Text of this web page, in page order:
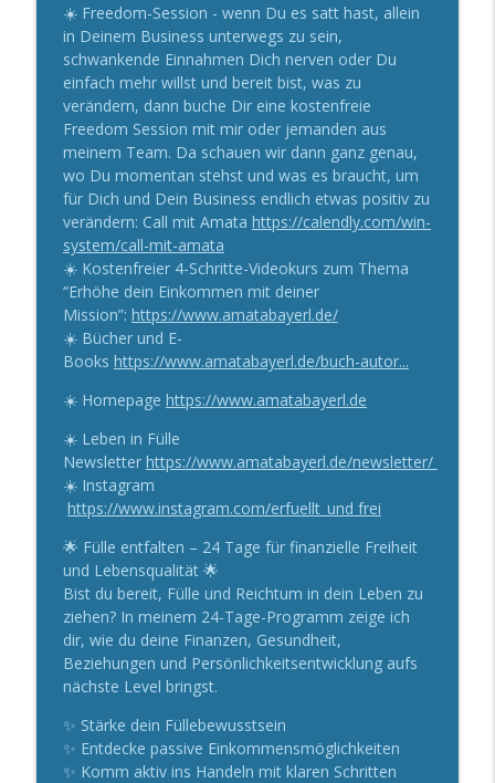
Amata’s Erfolgspodcast – Der Podcast für ein residuales
Einkommen und ein erfülltes Leben
Vom Zweifel zur Klarheit | Meine
Geschichte
Amata’s Erfolgspodcast – Der Podcast für ein residuales
Einkommen und ein erfülltes Leben
Diagnose Krebs – und jetzt? Meine
radikal ehrliche Antwort für ein erfülltes
Leben | Forever Healthy
Amata’s Erfolgspodcast – Der Podcast für ein residuales
Einkommen und ein erfülltes Leben
☀️ Freedom-Session - wenn Du es satt hast, allein
in Deinem Business unterwegs zu sein,
schwankende Einnahmen Dich nerven oder Du
einfach mehr willst und bereit bist, was zu
verändern, dann buche Dir eine kostenfreie
Freedom Session mit mir oder jemanden aus
meinem Team. Da schauen wir dann ganz genau,
wo Du momentan stehst und was es braucht, um
für Dich und Dein Business endlich etwas positiv zu
verändern: Call mit Amata https://calendly.com/win-
system/call-mit-amata
☀️ Kostenfreier 4-Schritte-Videokurs zum Thema
“Erhöhe dein Einkommen mit deiner
Mission”: https://www.amatabayerl.de/
☀️ Bücher und E-
Books https://www.amatabayerl.de/buch-autor...
☀️ Homepage https://www.amatabayerl.de
☀️ Leben in Fülle
Newsletter https://www.amatabayerl.de/newsletter/
☀️ Instagram
https://www.instagram.com/erfuellt_und frei
🌟 Fülle entfalten – 24 Tage für finanzielle Freiheit
und Lebensqualität 🌟
Bist du bereit, Fülle und Reichtum in dein Leben zu
ziehen? In meinem 24-Tage-Programm zeige ich
dir, wie du deine Finanzen, Gesundheit,
Beziehungen und Persönlichkeitsentwicklung aufs
nächste Level bringst.
✨ Stärke dein Füllebewusstsein
✨ Entdecke passive Einkommensmöglichkeiten
✨ Komm aktiv ins Handeln mit klaren Schritten